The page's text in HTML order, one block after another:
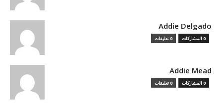
Addie Delgado
0 المشاركات 0 تعليقات
Addie Mead
0 المشاركات 0 تعليقات